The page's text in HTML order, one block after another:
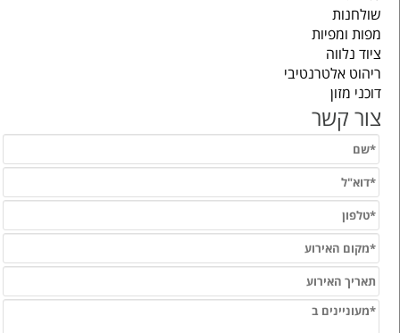
שולחנות
מפות ומפיות
ציוד נלווה
ריהוט אלטרנטיבי
דוכני מזון
צור קשר